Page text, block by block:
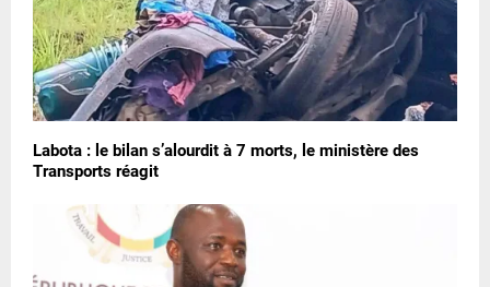
Labota : le bilan s’alourdit à 7 morts, le ministère des
Transports réagit